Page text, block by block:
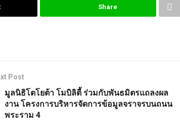
Share
Post
มูลนิธิโตโยต้า โมบิลิตี้ ร่วมกับพันธมิตรแถลงผล
งาน โครงการบริหารจัดการข้อมูลจราจรบนถนน
พระราม 4